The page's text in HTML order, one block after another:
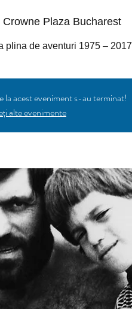
Crowne Plaza Bucharest
plina de aventuri 1975 – 2017
la acest eveniment s-au terminat!
alte evenimente